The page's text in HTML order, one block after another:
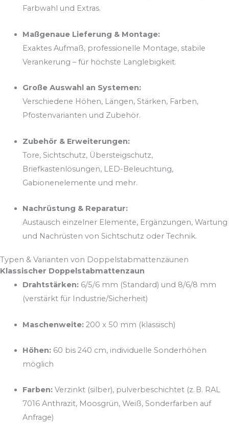
Farbwahl und Extras.
Maßgenaue Lieferung & Montage:
Exaktes Aufmaß, professionelle Montage, stabile
Verankerung – für höchste Langlebigkeit.
Große Auswahl an Systemen:
Verschiedene Höhen, Längen, Stärken, Farben,
Pfostenvarianten und Zubehör.
Zubehör & Erweiterungen:
Tore, Sichtschutz, Übersteigschutz,
Briefkastenlösungen, LED-Beleuchtung,
Gabionenelemente und mehr.
Nachrüstung & Reparatur:
Austausch einzelner Elemente, Ergänzungen, Wartung
und Nachrüsten von Sichtschutz oder Technik.
Typen & Varianten von Doppelstabmattenzäunen
Klassischer Doppelstabmattenzaun
Drahtstärken:6/5/6 mm (Standard) und 8/6/8 mm
(verstärkt für Industrie/Sicherheit)
Maschenweite:200 x 50 mm (klassisch)
Höhen:60 bis 240 cm, individuelle Sonderhöhen
möglich
Farben:Verzinkt (silber), pulverbeschichtet (z. B. RAL
7016 Anthrazit, Moosgrün, Weiß, Sonderfarben auf
Anfrage)